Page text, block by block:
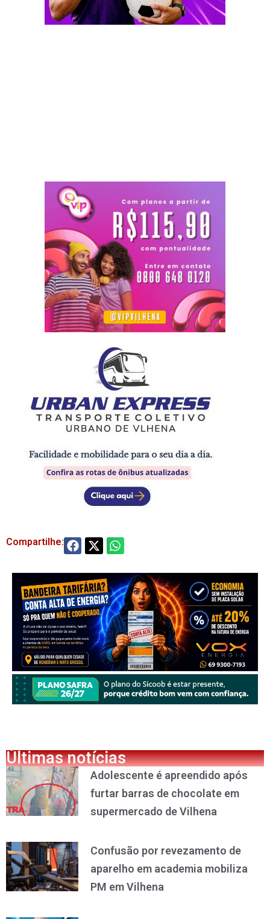
Compartilhe:
Últimas notícias
Adolescente é apreendido após
furtar barras de chocolate em
supermercado de Vilhena
Confusão por revezamento de
aparelho em academia mobiliza
PM em Vilhena